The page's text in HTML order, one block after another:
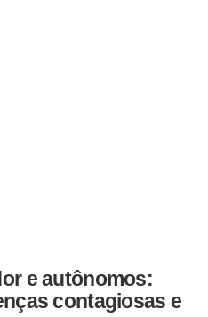
e autônomos:
contagiosas e